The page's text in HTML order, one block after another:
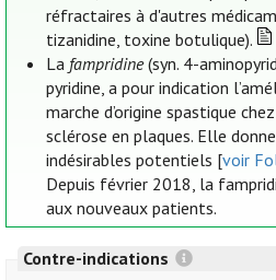
réfractaires à d'autres
tizanidine, toxine botulique).
La fampridine(syn. 4-
pyridine, a pour indication
marche d’origine spastique
sclérose en plaques. Elle
indésirables potentiels [voir
Depuis février 2018, la
aux nouveaux patients.
Contre-indications